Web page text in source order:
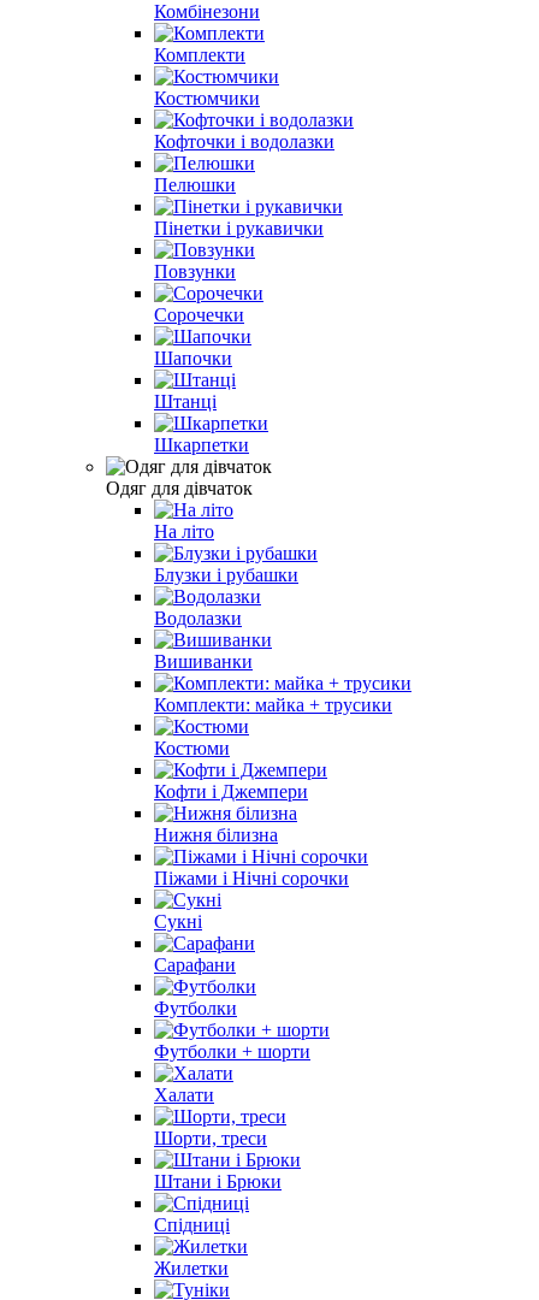
Комбінезони
Комплекти
Костюмчики
Кофточки і водолазки
Пелюшки
Пінетки і рукавички
Повзунки
Сорочечки
Шапочки
Штанці
Шкарпетки
Одяг для дівчаток
На літо
Блузки і рубашки
Водолазки
Вишиванки
Комплекти: майка + трусики
Костюми
Кофти і Джемпери
Нижня білизна
Піжами і Нічні сорочки
Сукні
Сарафани
Футболки
Футболки + шорти
Халати
Шорти, треси
Штани і Брюки
Спідниці
Жилетки